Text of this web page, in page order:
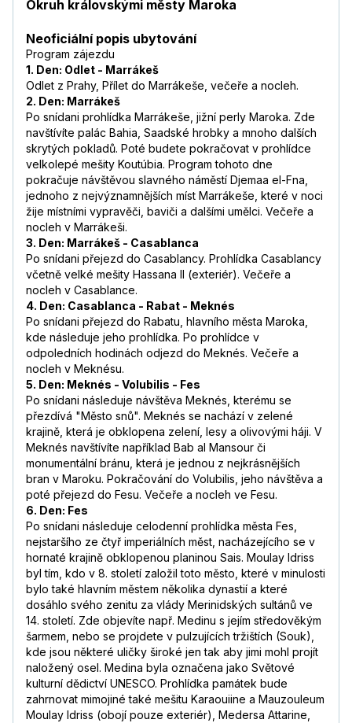
Okruh královskými městy Maroka
Neoficiální popis ubytování
Program zájezdu
1. Den: Odlet - Marrákeš
Odlet z Prahy, Přílet do Marrákeše, večeře a nocleh.
2. Den: Marrákeš
Po snídani prohlídka Marrákeše, jižní perly Maroka. Zde
navštívíte palác Bahia, Saadské hrobky a mnoho dalších
skrytých pokladů. Poté budete pokračovat v prohlídce
velkolepé mešity Koutúbia. Program tohoto dne
pokračuje návštěvou slavného náměstí Djemaa el-Fna,
jednoho z nejvýznamnějších míst Marrákeše, které v noci
žije místními vypravěči, baviči a dalšími umělci. Večeře a
nocleh v Marrákeši.
3. Den: Marrákeš - Casablanca
Po snídani přejezd do Casablancy. Prohlídka Casablancy
včetně velké mešity Hassana II (exteriér). Večeře a
nocleh v Casablance.
4. Den: Casablanca - Rabat - Meknés
Po snídani přejezd do Rabatu, hlavního města Maroka,
kde následuje jeho prohlídka. Po prohlídce v
odpoledních hodinách odjezd do Meknés. Večeře a
nocleh v Meknésu.
5. Den: Meknés - Volubilis - Fes
Po snídani následuje návštěva Meknés, kterému se
přezdívá "Město snů". Meknés se nachází v zelené
krajině, která je obklopena zelení, lesy a olivovými háji. V
Meknés navštívíte například Bab al Mansour či
monumentální bránu, která je jednou z nejkrásnějších
bran v Maroku. Pokračování do Volubilis, jeho návštěva a
poté přejezd do Fesu. Večeře a nocleh ve Fesu.
6. Den: Fes
Po snídani následuje celodenní prohlídka města Fes,
nejstaršího ze čtyř imperiálních měst, nacházejícího se v
hornaté krajině obklopenou planinou Sais. Moulay Idriss
byl tím, kdo v 8. století založil toto město, které v minulosti
bylo také hlavním městem několika dynastií a které
dosáhlo svého zenitu za vlády Merinidských sultánů ve
14. století. Zde objevíte např. Medinu s jejím středověkým
šarmem, nebo se projdete v pulzujících tržištích (Souk),
kde jsou některé uličky široké jen tak aby jimi mohl projít
naložený osel. Medina byla označena jako Světové
kulturní dědictví UNESCO. Prohlídka památek bude
zahrnovat mimojiné také mešitu Karaouiine a Mauzouleum
Moulay Idriss (obojí pouze exteriér), Medersa Attarine,